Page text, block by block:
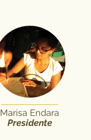
Marisa Endara
Presidente